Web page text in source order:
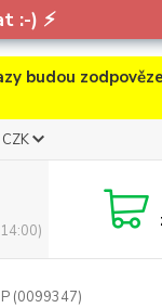
:-) ⚡
budou
CZK
(0099347)